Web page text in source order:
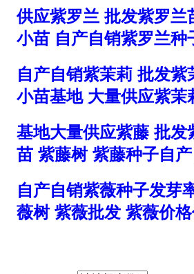
供应紫罗兰 批发紫罗兰
小苗 自产自销紫罗兰种
自产自销紫茉莉 批发紫
小苗基地 大量供应紫茉
基地大量供应紫藤 批发
苗 紫藤树 紫藤种子自
自产自销紫薇种子发芽
薇树 紫薇批发 紫薇价